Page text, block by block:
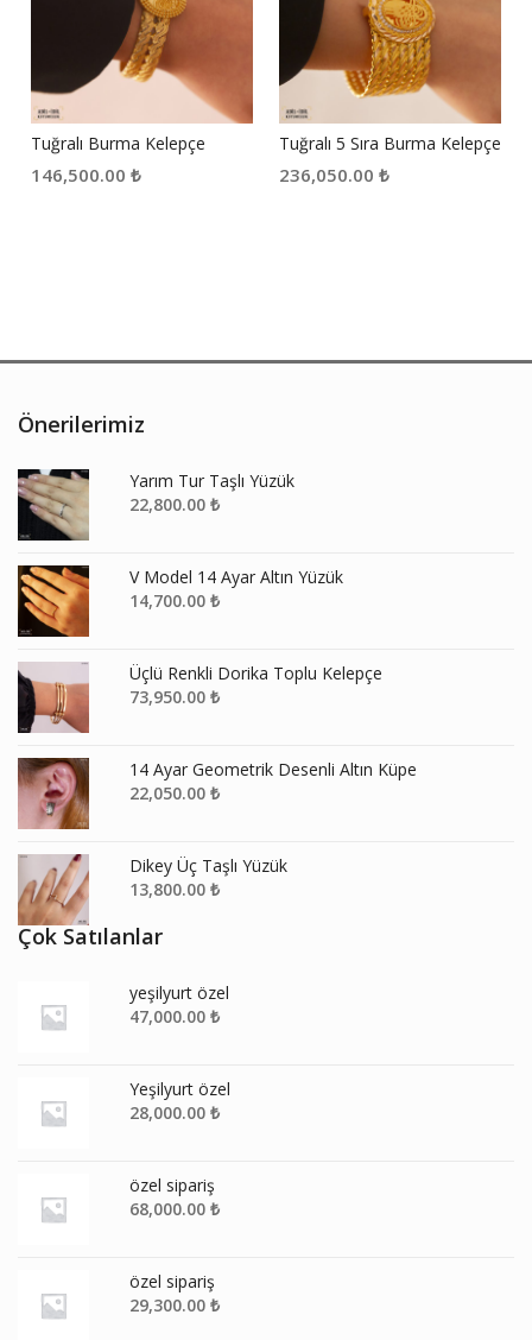
Tuğralı Burma Kelepçe
146,500.00 ₺
Tuğralı 5 Sıra Burma Kelepçe
236,050.00 ₺
Önerilerimiz
Yarım Tur Taşlı Yüzük
22,800.00 ₺
V Model 14 Ayar Altın Yüzük
14,700.00 ₺
Üçlü Renkli Dorika Toplu Kelepçe
73,950.00 ₺
14 Ayar Geometrik Desenli Altın Küpe
22,050.00 ₺
Dikey Üç Taşlı Yüzük
13,800.00 ₺
Çok Satılanlar
yeşilyurt özel
47,000.00 ₺
Yeşilyurt özel
28,000.00 ₺
özel sipariş
68,000.00 ₺
özel sipariş
29,300.00 ₺